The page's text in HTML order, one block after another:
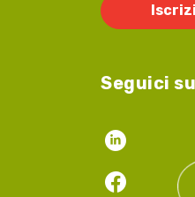
Seguici su